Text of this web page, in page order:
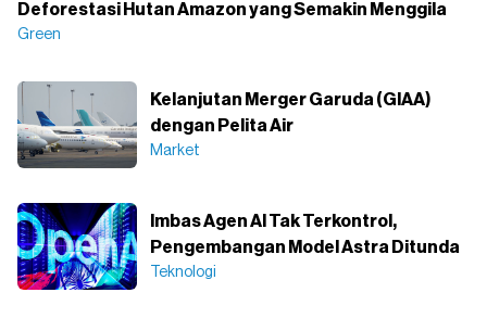
Deforestasi Hutan Amazon yang Semakin Menggila
Green
Kelanjutan Merger Garuda (GIAA)
dengan Pelita Air
Market
Imbas Agen AI Tak Terkontrol,
Pengembangan Model Astra Ditunda
Teknologi